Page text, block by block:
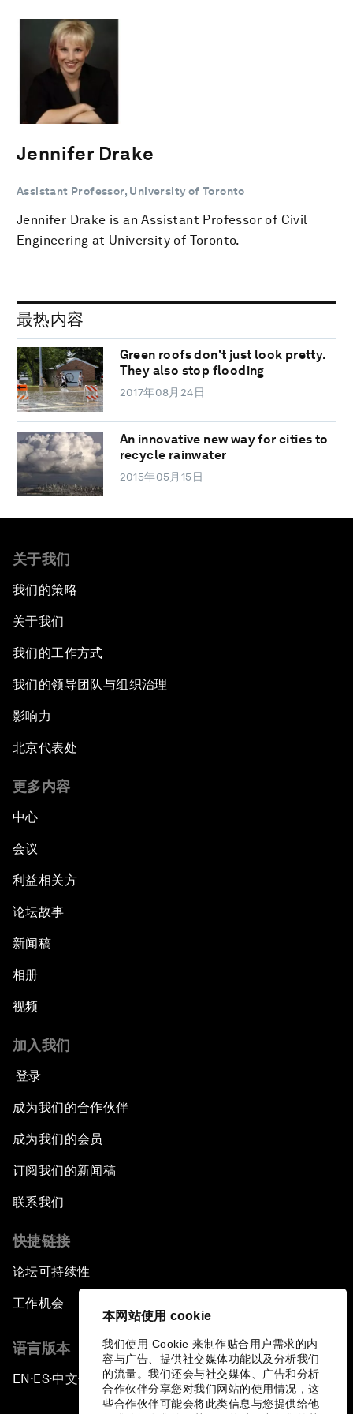
本网站使用 cookie
我们使用 Cookie 来制作贴合用户需求的内
容与广告、提供社交媒体功能以及分析我们
的流量。我们还会与社交媒体、广告和分析
合作伙伴分享您对我们网站的使用情况，这
些合作伙伴可能会将此类信息与您提供给他
Jennifer Drake
Assistant Professor, University of Toronto
Jennifer Drake is an Assistant Professor of Civil
Engineering at University of Toronto.
最热内容
Green roofs don't just look pretty.
They also stop flooding
2017年08月24日
An innovative new way for cities to
recycle rainwater
2015年05月15日
关于我们
我们的策略
关于我们
我们的工作方式
我们的领导团队与组织治理
影响力
北京代表处
更多内容
中心
会议
利益相关方
论坛故事
新闻稿
相册
视频
加入我们
登录
成为我们的合作伙伴
成为我们的会员
订阅我们的新闻稿
联系我们
快捷链接
论坛可持续性
工作机会
语言版本
EN ▪ES▪中文▪ 日本語